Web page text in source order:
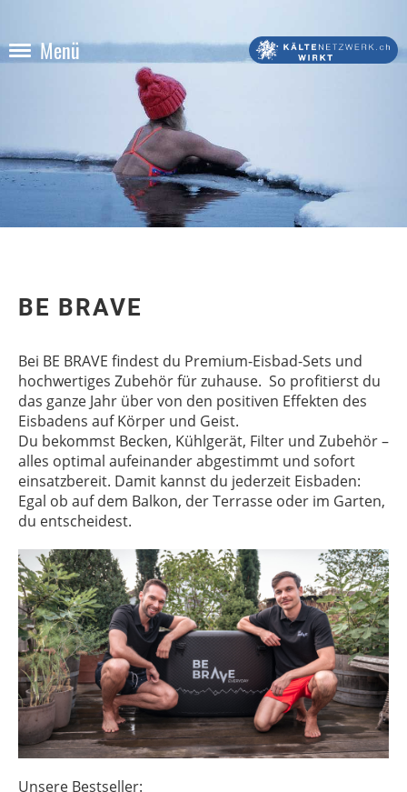
Menü
BE BRAVE
Bei BE BRAVE findest du Premium-Eisbad-Sets und
hochwertiges Zubehör für zuhause. So profitierst du
das ganze Jahr über von den positiven Effekten des
Eisbadens auf Körper und Geist.
Du bekommst Becken, Kühlgerät, Filter und Zubehör –
alles optimal aufeinander abgestimmt und sofort
einsatzbereit. Damit kannst du jederzeit Eisbaden:
Egal ob auf dem Balkon, der Terrasse oder im Garten,
du entscheidest.
Unsere Bestseller: